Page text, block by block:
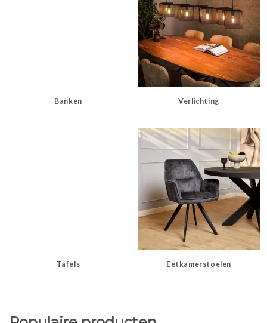
Banken Verlichting
Tafels Eetkamerstoelen